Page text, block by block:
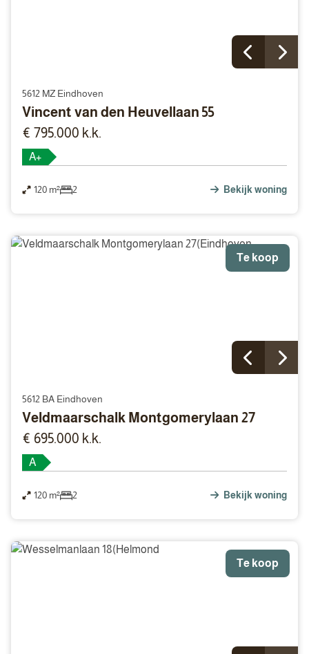
5612 MZ Eindhoven
Vincent van den Heuvellaan 55
€ 795.000 k.k.
A+
120 m² 2 Bekijk woning
Te koop
5612 BA Eindhoven
Veldmaarschalk Montgomerylaan 27
€ 695.000 k.k.
A
120 m² 2 Bekijk woning
Te koop